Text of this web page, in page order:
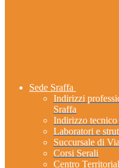
Sede Sraffa
Indirizzi
Sraffa
Indirizzo tecnico
Laboratori e
Succursale di
Corsi Serali
Centro